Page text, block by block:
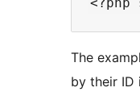
The
by their ID